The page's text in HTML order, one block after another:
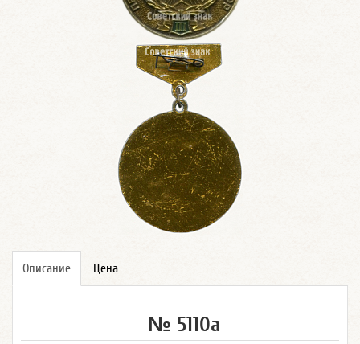
Описание Цена
№ 5110а